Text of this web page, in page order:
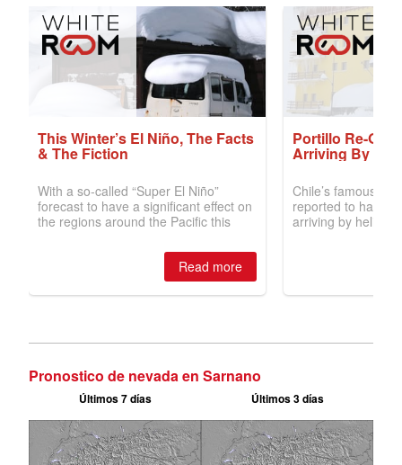
Pronostico de nevada en Sarnano
Últimos 7 días Últimos 3 días